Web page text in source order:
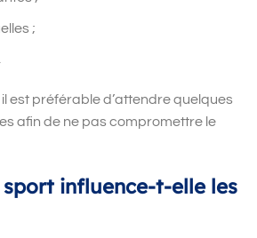
;
est préférable d’attendre quelques
afin de ne pas compromettre le
influence-t-elle les